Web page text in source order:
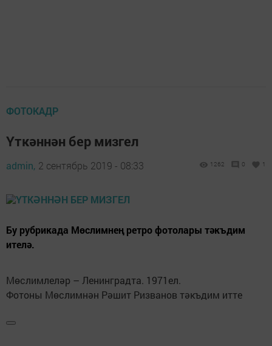
ФОТОКАДР
Үткәннән бер мизгел
admin, 2 сентябрь 2019 - 08:33 1262 0 1
Бу рубрикада Мөслимнең ретро фотолары тәкъдим
ителә.
Мөслимлеләр – Ленинградта. 1971ел.
Фотоны Мөслимнән Рәшит Ризванов тәкъдим итте